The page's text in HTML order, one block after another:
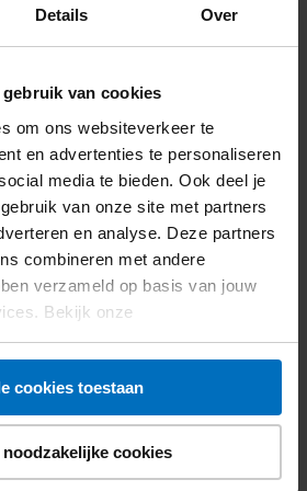
Details Over
van cookies
om ons websiteverkeer te
en advertenties te personaliseren
media te bieden. Ook deel je
van onze site met partners
en analyse. Deze partners
combineren met andere
verzameld op basis van jouw
Bekijk onze
cookies toestaan
cookies
van knolselderij